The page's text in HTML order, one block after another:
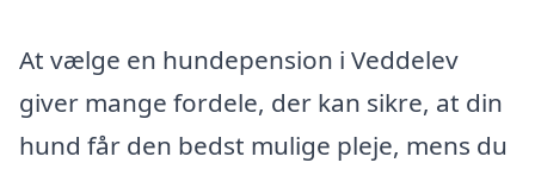
At vælge en hundepension i Veddelev
giver mange fordele, der kan sikre, at din
hund får den bedst mulige pleje, mens du